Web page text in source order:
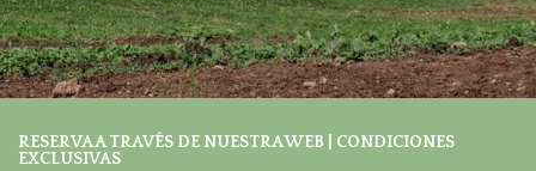
RESERVA A TRAVÉS DE NUESTRA WEB | CONDICIONES
EXCLUSIVAS